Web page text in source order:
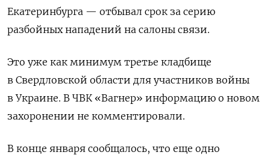
Екатеринбурга — отбывал срок за серию
разбойных нападений на салоны связи.
Это уже как минимум третье кладбище
в Свердловской области для участников войны
в Украине. В ЧВК «Вагнер» информацию о новом
захоронении не комментировали.
В конце января сообщалось, что еще одно